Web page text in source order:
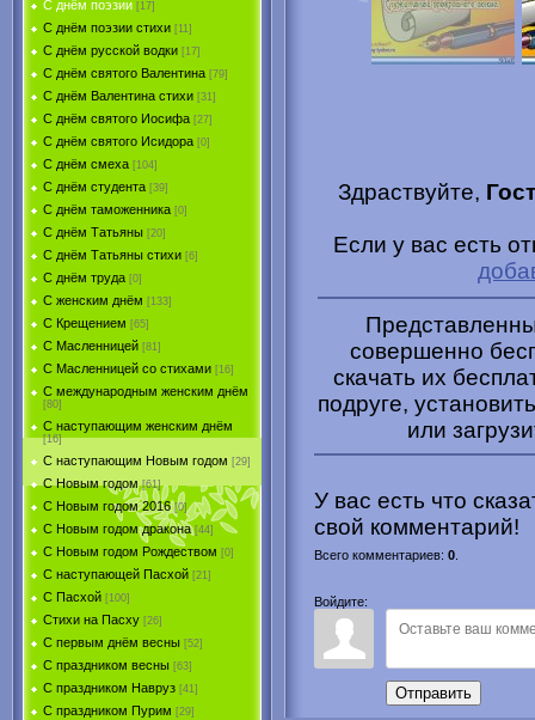
С днём поэзии [17]
С днём поэзии стихи [11]
С днём русской водки [17]
С днём святого Валентина [79]
С днём Валентина стихи [31]
С днём святого Иосифа [27]
С днём святого Исидора [0]
С днём смеха [104]
С днём студента [39]
С днём таможенника [0]
С днём Татьяны [20]
С днём Татьяны стихи [6]
С днём труда [0]
С женским днём [133]
С Крещением [65]
С Масленницей [81]
С Масленницей со стихами [16]
С международным женским днём
[80]
С наступающим женским днём
[16]
С наступающим Новым годом [29]
С Новым годом [61]
С Новым годом 2016 [0]
С Новым годом дракона [44]
С Новым годом Рождеством [0]
С наступающей Пасхой [21]
С Пасхой [100]
Стихи на Пасху [26]
С первым днём весны [52]
С праздником весны [63]
С праздником Навруз [41]
С праздником Пурим [29]
Здраствуйте,
Если у вас есть
совершенно
скачать их
подруге,
или
У вас есть что
свой комментарий!
Всего комментариев: 0
Войдите:
Отправить